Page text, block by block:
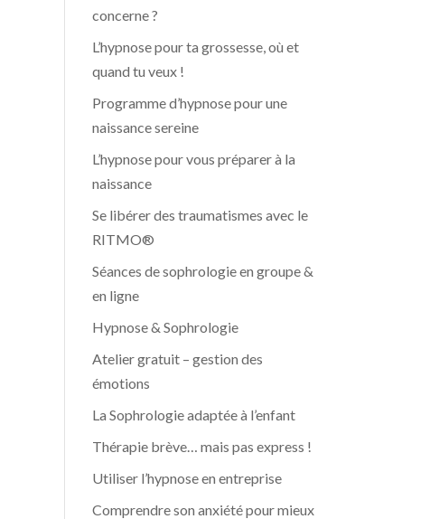
concerne ?
L’hypnose pour ta grossesse, où et
quand tu veux !
Programme d’hypnose pour une
naissance sereine
L’hypnose pour vous préparer à la
naissance
Se libérer des traumatismes avec le
RITMO®
Séances de sophrologie en groupe &
en ligne
Hypnose & Sophrologie
Atelier gratuit – gestion des
émotions
La Sophrologie adaptée à l’enfant
Thérapie brève… mais pas express !
Utiliser l’hypnose en entreprise
Comprendre son anxiété pour mieux